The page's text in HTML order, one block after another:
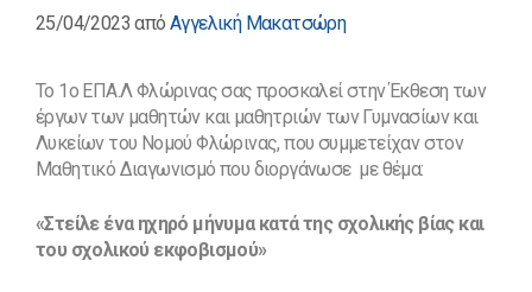
25/04/2023 απόΑγγελική Μακατσώρη
Το 1ο ΕΠΑ.Λ Φλώρινας σας προσκαλεί στην Έκθεση των
έργων των μαθητών και μαθητριών των Γυμνασίων και
Λυκείων του Νομού Φλώρινας, που συμμετείχαν στον
Μαθητικό Διαγωνισμό που διοργάνωσε με θέμα:
«Στείλε ένα ηχηρό μήνυμα κατά της σχολικής βίας και
του σχολικού εκφοβισμού»